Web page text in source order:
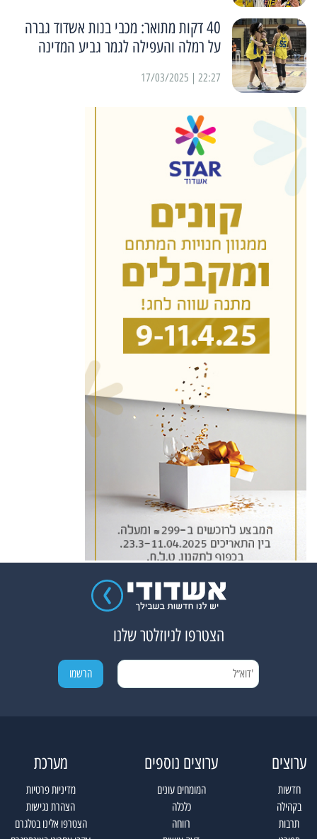
40 דקות מתואר: מכבי בנות אשדוד גברה
על רמלה והעפילה לגמר גביע המדינה
22:27 | 17/03/2025
הצטרפו לניוזלטר שלנו
ערוצים
חדשות
בקהילה
תרבות
ערוצים נוספים
המומחים עונים
כלכלה
רווחה
מערכת
מדיניות פרטיות
הצהרת נגישות
הצטרפו אלינו בטלגרם